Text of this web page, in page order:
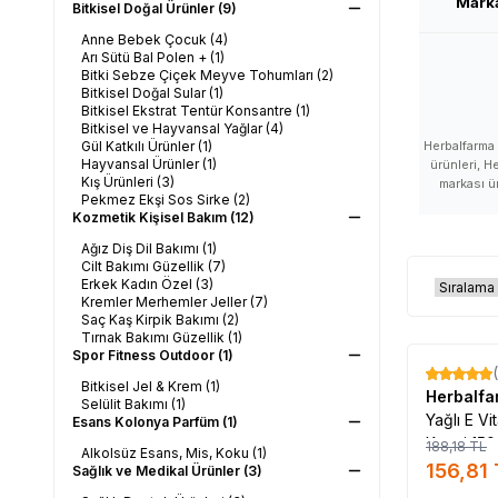
Bitkisel Doğal Ürünler (9)
Anne Bebek Çocuk (4)
Arı Sütü Bal Polen + (1)
Bitki Sebze Çiçek Meyve Tohumları (2)
Bitkisel Doğal Sular(1)
Bitkisel Ekstrat Tentür Konsantre (1)
Bitkisel ve Hayvansal Yağlar(4)
Gül Katkılı Ürünler(1)
Hayvansal Ürünler(1)
Kış Ürünleri (3)
Pekmez Ekşi Sos Sirke (2)
Kozmetik Kişisel Bakım (12)
Ağız Diş Dil Bakımı (1)
Cilt Bakımı Güzellik (7)
Erkek Kadın Özel (3)
Kremler Merhemler Jeller(7)
Saç Kaş Kirpik Bakımı (2)
Tırnak Bakımı Güzellik (1)
Spor Fitness Outdoor (1)
Bitkisel Jel & Krem (1)
Selülit Bakımı (1)
Esans Kolonya Parfüm (1)
Alkolsüz Esans, Mis, Koku (1)
Sağlık ve Medikal Ürünler (3)
ürünleri,
markası
ürünü ne
nasıl,
ürünü
satılır,
nasıl
%17
Yağlı E
Kremi 150
188,18TL
156,81